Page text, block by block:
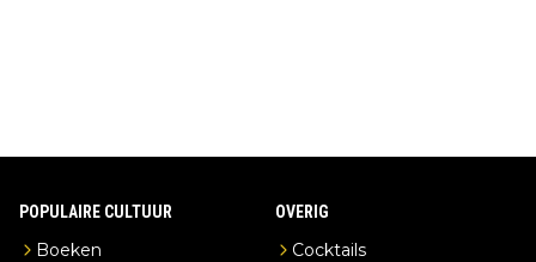
POPULAIRE CULTUUR
Boeken
OVERIG
Cocktails